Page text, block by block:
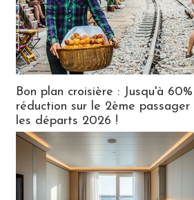
Bon plan croisière : Jusqu'à
réduction sur le 2ème passager
les départs 2026 !